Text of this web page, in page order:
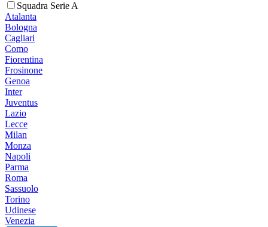
Squadra Serie A
Atalanta
Bologna
Cagliari
Como
Fiorentina
Frosinone
Genoa
Inter
Juventus
Lazio
Lecce
Milan
Monza
Napoli
Parma
Roma
Sassuolo
Torino
Udinese
Venezia